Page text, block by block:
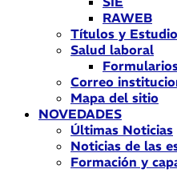
RAWEB
Títulos y
Salud laboral
Correo
Mapa del sitio
NOVEDADES
Últimas Noticias
Noticias de las
Formación y